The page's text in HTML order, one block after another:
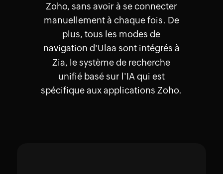
Zoho, sans avoir à se connecter
manuellement à chaque fois. De
plus, tous les modes de
navigation d'Ulaa sont intégrés à
Zia, le système de recherche
unifié basé sur l'IA qui est
spécifique aux applications Zoho.